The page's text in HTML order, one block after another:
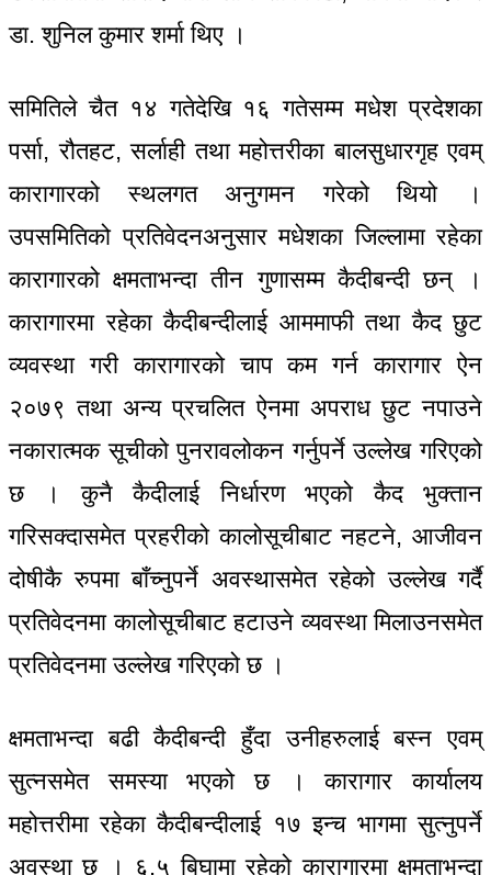
डा. शुनिल कुमार शर्मा थिए ।
समितिले चैत १४ गतेदेखि १६ गतेसम्म मधेश प्रदेशका
पर्सा, रौतहट, सर्लाही तथा महोत्तरीका बालसुधारगृह एवम्
कारागारको स्थलगत अनुगमन गरेको थियो ।
उपसमितिको प्रतिवेदनअनुसार मधेशका जिल्लामा रहेका
कारागारको क्षमताभन्दा तीन गुणासम्म कैदीबन्दी छन् ।
कारागारमा रहेका कैदीबन्दीलाई आममाफी तथा कैद छुट
व्यवस्था गरी कारागारको चाप कम गर्न कारागार ऐन
२०७९ तथा अन्य प्रचलित ऐनमा अपराध छुट नपाउने
नकारात्मक सूचीको पुनरावलोकन गर्नुपर्ने उल्लेख गरिएको
छ । कुनै कैदीलाई निर्धारण भएको कैद भुक्तान
गरिसक्दासमेत प्रहरीको कालोसूचीबाट नहटने, आजीवन
दोषीकै रुपमा बाँच्नुपर्ने अवस्थासमेत रहेको उल्लेख गर्दै
प्रतिवेदनमा कालोसूचीबाट हटाउने व्यवस्था मिलाउनसमेत
प्रतिवेदनमा उल्लेख गरिएको छ ।
क्षमताभन्दा बढी कैदीबन्दी हुँदा उनीहरुलाई बस्न एवम्
सुत्नसमेत समस्या भएको छ । कारागार कार्यालय
महोत्तरीमा रहेका कैदीबन्दीलाई १७ इन्च भागमा सुत्नुपर्ने
अवस्था छ । ६.५ बिघामा रहेको कारागारमा क्षमताभन्दा